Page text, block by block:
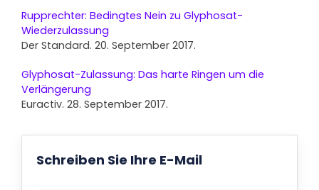
Rupprechter: Bedingtes Nein zu Glyphosat-
Wiederzulassung
Der Standard. 20. September 2017.
Glyphosat-Zulassung: Das harte Ringen um die
Verlängerung
Euractiv. 28. September 2017.
Schreiben Sie Ihre E-Mail